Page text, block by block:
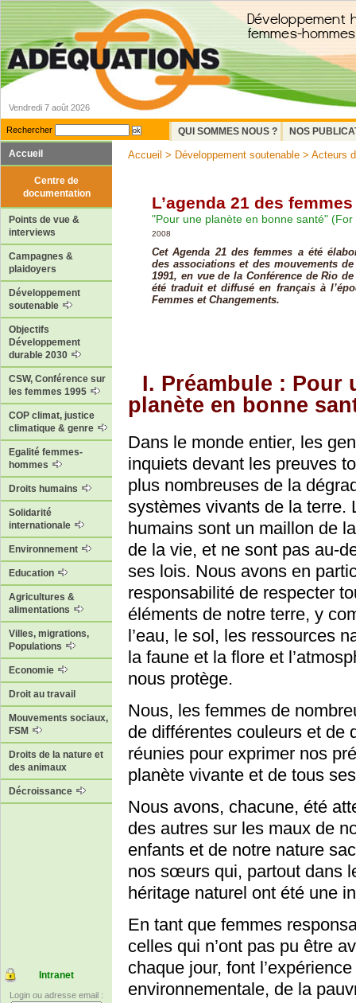
Vendredi 7 août 2026
Rechercher QUI SOMMES NOUS ?
NOS
Accueil
Centre de
documentation
Points de vue &
interviews
Campagnes &
plaidoyers
Développement
soutenable
Objectifs
Développement
durable 2030
CSW, Conférence sur
les femmes 1995
COP climat, justice
climatique & genre
Egalité femmes-
hommes
Droits humains
Solidarité
internationale
Environnement
Education
Agricultures &
alimentations
Villes, migrations,
Populations
Economie
Droit au travail
Mouvements sociaux,
FSM
Droits de la nature et
des animaux
Décroissance
Intranet
Login ou adresse email :
Accueil > Développement soutenable > Acteurs
L’agenda 21 des femmes
"Pour une planète en bonne santé"
2008
Cet Agenda 21 des femmes a été
des associations et des mouvements
1991, en vue de la Conférence de Rio
été traduit et diffusé en français à
Femmes et Changements.
I. Préambule : Pour
planète en bonne
Dans le monde entier, les
inquiets devant les preuves
plus nombreuses de la
systèmes vivants de la terre.
humains sont un maillon de
de la vie, et ne sont pas au-
ses lois. Nous avons en
responsabilité de respecter
éléments de notre terre, y
l’eau, le sol, les ressources
la faune et la flore et
nous protège.
Nous, les femmes de
de différentes couleurs et de
réunies pour exprimer nos
planète vivante et de tous
Nous avons, chacune, été
des autres sur les maux de
enfants et de notre nature
nos sœurs qui, partout dans
héritage naturel ont été une
En tant que femmes
celles qui n’ont pas pu être
chaque jour, font
environnementale, de la